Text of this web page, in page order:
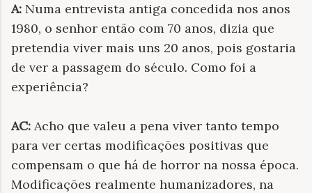
A: Numa entrevista antiga concedida nos anos
1980, o senhor então com 70 anos, dizia que
pretendia viver mais uns 20 anos, pois gostaria
de ver a passagem do século. Como foi a
experiência?
AC: Acho que valeu a pena viver tanto tempo
para ver certas modificações positivas que
compensam o que há de horror na nossa época.
Modificações realmente humanizadores, na